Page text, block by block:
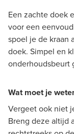
Een zachte doek
voor een
spoel je de kraan
doek. Simpel en
onderhoudsbeurt
Wat moet je
Vergeet ook niet
Breng deze altijd